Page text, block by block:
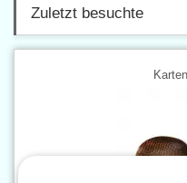
Zuletzt besuchte